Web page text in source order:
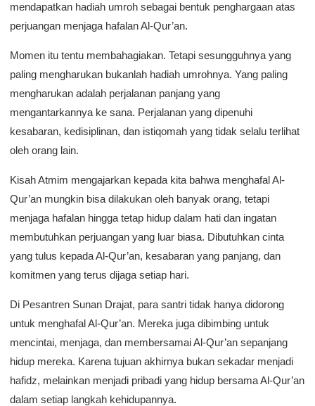
mendapatkan hadiah umroh sebagai bentuk penghargaan atas
perjuangan menjaga hafalan Al-Qur’an.
Momen itu tentu membahagiakan. Tetapi sesungguhnya yang
paling mengharukan bukanlah hadiah umrohnya. Yang paling
mengharukan adalah perjalanan panjang yang
mengantarkannya ke sana. Perjalanan yang dipenuhi
kesabaran, kedisiplinan, dan istiqomah yang tidak selalu terlihat
oleh orang lain.
Kisah Atmim mengajarkan kepada kita bahwa menghafal Al-
Qur’an mungkin bisa dilakukan oleh banyak orang, tetapi
menjaga hafalan hingga tetap hidup dalam hati dan ingatan
membutuhkan perjuangan yang luar biasa. Dibutuhkan cinta
yang tulus kepada Al-Qur’an, kesabaran yang panjang, dan
komitmen yang terus dijaga setiap hari.
Di Pesantren Sunan Drajat, para santri tidak hanya didorong
untuk menghafal Al-Qur’an. Mereka juga dibimbing untuk
mencintai, menjaga, dan membersamai Al-Qur’an sepanjang
hidup mereka. Karena tujuan akhirnya bukan sekadar menjadi
hafidz, melainkan menjadi pribadi yang hidup bersama Al-Qur’an
dalam setiap langkah kehidupannya.